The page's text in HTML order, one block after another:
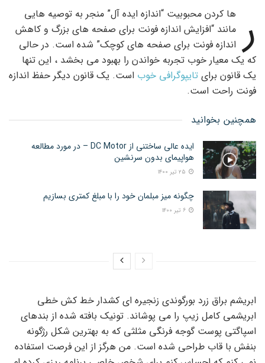
ر
ها کردن محبوبیت “اندازه ایده آل” منجر به توصیه هایی
مانند “افزایش اندازه فونت برای صفحه های بزرگ و کاهش
اندازه فونت برای صفحه های کوچک” شده است. در حالی
که یک معیار خوب تجربه خواندن را بهبود می بخشد ، این تنها
یک قانون برای تایپوگرافی خوب است. یک قانون دیگر حفظ اندازه
فونت راحت است.
همچنین بخوانید
ایده عالی ساختنی از DC Motor – در مورد مطالعه
هواپیمای بدون سرنشین
چگونه میز مبلمان خود را با مبلغ کمتری بسازیم
ابریشم براق زرد بورگوندی زنجیره ای کشدار خط کش خطی
ابریشمی کامل زیپ را می پوشاند. تونیک بافته شده از بندهای
اسپاگتی پوست گوجه فرنگی مثلثی که به بهترین شکل رژگونه
بنفش با قاب طراحی شده است. من هرگز از این فرصت استفاده